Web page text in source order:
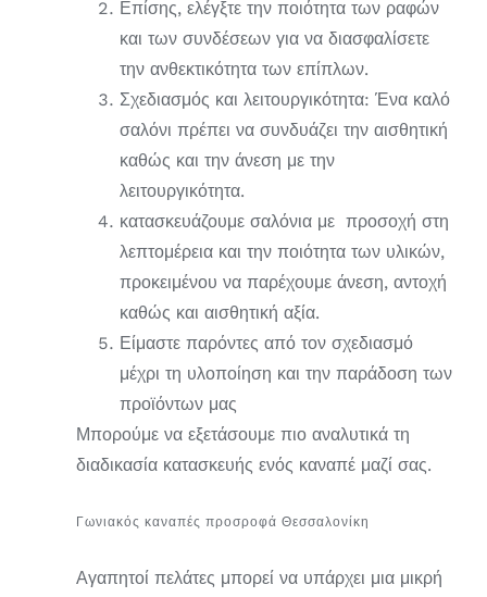
Επίσης, ελέγξτε την ποιότητα των ραφών
και των συνδέσεων για να διασφαλίσετε
την ανθεκτικότητα των επίπλων.
Σχεδιασμός και λειτουργικότητα: Ένα καλό
σαλόνι πρέπει να συνδυάζει την αισθητική
καθώς και την άνεση με την
λειτουργικότητα.
κατασκευάζουμε σαλόνια με προσοχή στη
λεπτομέρεια και την ποιότητα των υλικών,
προκειμένου να παρέχουμε άνεση, αντοχή
καθώς και αισθητική αξία.
Είμαστε παρόντες από τον σχεδιασμό
μέχρι τη υλοποίηση και την παράδοση των
προϊόντων μας
Μπορούμε να εξετάσουμε πιο αναλυτικά τη
διαδικασία κατασκευής ενός καναπέ μαζί σας.
Γωνιακός καναπές προσροφά Θεσσαλονίκη
Αγαπητοί πελάτες μπορεί να υπάρχει μια μικρή